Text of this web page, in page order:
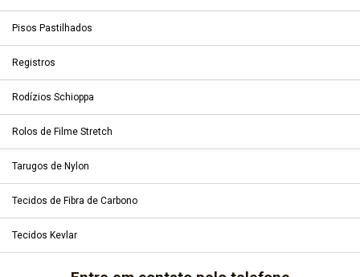
Pisos Pastilhados
Registros
Rodízios Schioppa
Rolos de Filme Stretch
Tarugos de Nylon
Tecidos de Fibra de Carbono
Tecidos Kevlar